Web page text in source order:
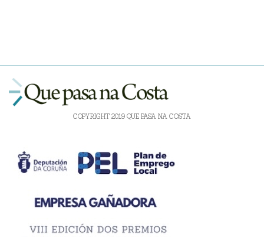
COPYRIGHT 2019 QUE PASA NA COSTA